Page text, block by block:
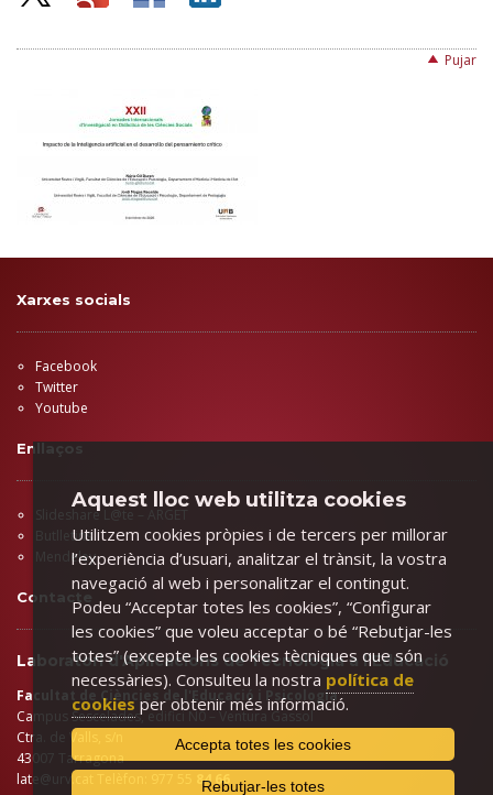
Pujar
Xarxes socials
Facebook
Twitter
Youtube
Enllaços
Slideshare L@te – ARGET
Butlletins
Mendeley
Contacte
Laboratori d'Aplicacions de Tecnologia a l'Educació
Facultat de Ciències de l'Educació i Psicologia
Campus Sescelades, edifici N0 – Ventura Gassol
Ctra. de Valls, s/n
43007 Tarragona
late@urv.cat
84 66
Aquest lloc web utilitza cookies
Utilitzem cookies pròpies i de tercers per millorar
l’experiència d’usuari, analitzar el trànsit, la vostra
navegació al web i personalitzar el contingut.
Podeu “Acceptar totes les cookies”, “Configurar
les cookies” que voleu acceptar o bé “Rebutjar-les
totes” (excepte les cookies tècniques que són
necessàries). Consulteu la nostra política de
cookies per obtenir més informació.
Accepta totes les cookies
Rebutjar-les totes